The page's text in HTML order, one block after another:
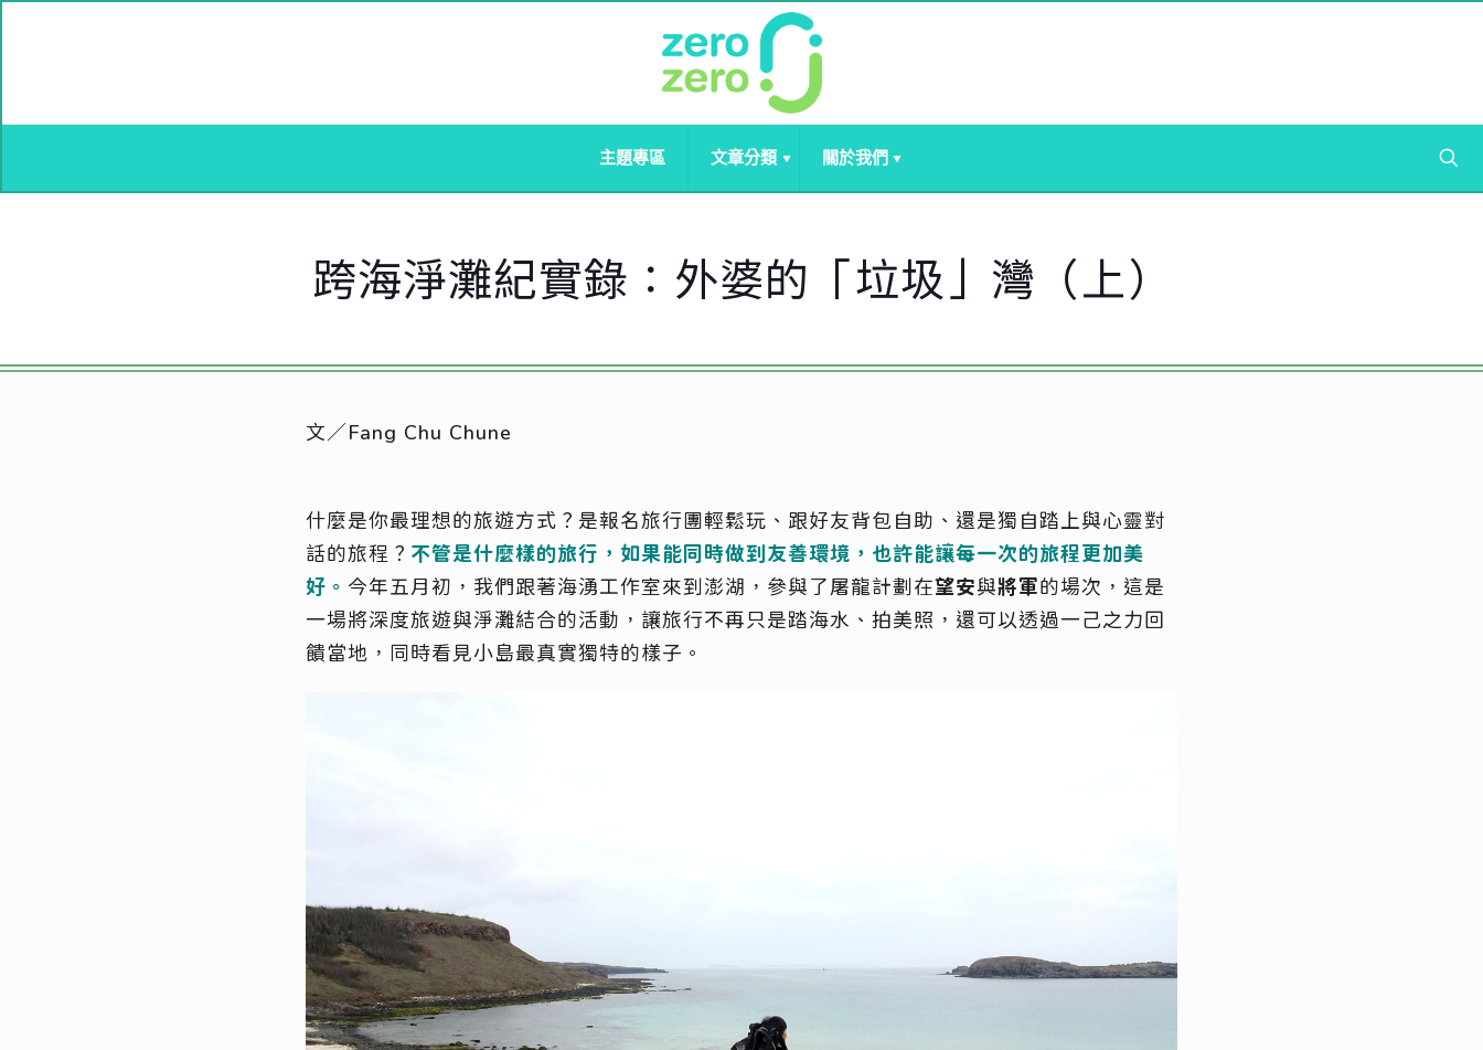
主題專區 文章分類 關於我們
跨海淨灘紀實錄：外婆的「垃圾」灣（上）
文／Fang Chu Chune
什麼是你最理想的旅遊方式？是報名旅行團輕鬆玩、跟好友背包自助、還是獨自踏上與心靈對
話的旅程？ 不管是什麼樣的旅行，如果能同時做到友善環境，也許能讓每一次的旅程更加美
好。 今年五月初，我們跟著海湧工作室來到澎湖，參與了屠龍計劃在望安與將軍的場次，這是
一場將深度旅遊與淨灘結合的活動，讓旅行不再只是踏海水、拍美照，還可以透過一己之力回
饋當地，同時看見小島最真實獨特的樣子。